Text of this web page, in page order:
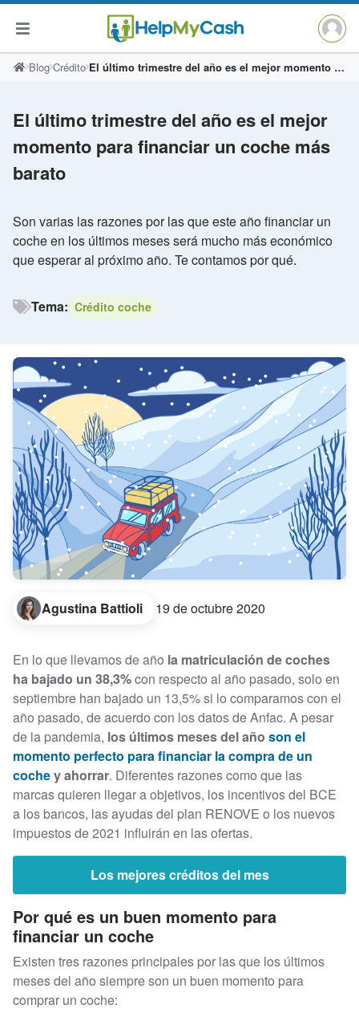
SaltarBlog Crédito El último trimestre del año es el mejor momento para financiar un coche más barato
El último trimestre del año es el mejor
momento para financiar un coche más
barato
Son varias las razones por las que este año financiar un
coche en los últimos meses será mucho más económico
que esperar al próximo año. Te contamos por qué.
Tema: Crédito coche
Agustina Battioli 19 de octubre 2020
En lo que llevamos de año la matriculación de coches
ha bajado un 38,3%con respecto al año pasado, solo en
septiembre han bajado un 13,5% si lo comparamos con el
año pasado, de acuerdo con los datos de Anfac. A pesar
de la pandemia, los últimos meses del año son el
momento perfecto para financiar la compra de un
cochey ahorrar. Diferentes razones como que las
marcas quieren llegar a objetivos, los incentivos del BCE
a los bancos, las ayudas del plan RENOVE o los nuevos
impuestos de 2021 influirán en las ofertas.
Los mejores créditos del mes
Por qué es un buen momento para
financiar un coche
Existen tres razones principales por las que los últimos
meses del año siempre son un buen momento para
comprar un coche: